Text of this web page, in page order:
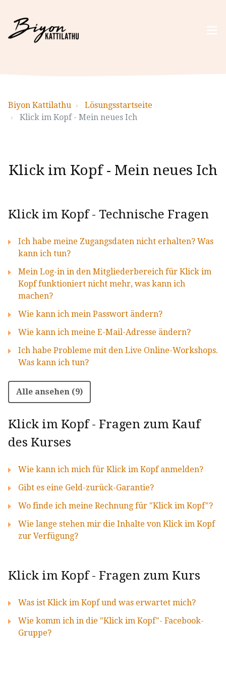
Biyon Kattilathu
Lösungsstartseite
Klick im Kopf - Mein neues Ich
Klick im Kopf - Mein neues Ich
Klick im Kopf - Technische Fragen
Ich habe meine Zugangsdaten nicht erhalten? Was
kann ich tun?
Mein Log-in in den Mitgliederbereich für Klick im
Kopf funktioniert nicht mehr, was kann ich
machen?
Wie kann ich mein Passwort ändern?
Wie kann ich meine E-Mail-Adresse ändern?
Ich habe Probleme mit den Live Online-Workshops.
Was kann ich tun?
Alle ansehen (9)
Klick im Kopf - Fragen zum Kauf
des Kurses
Wie kann ich mich für Klick im Kopf anmelden?
Gibt es eine Geld-zurück-Garantie?
Wo finde ich meine Rechnung für "Klick im Kopf"?
Wie lange stehen mir die Inhalte von Klick im Kopf
zur Verfügung?
Klick im Kopf - Fragen zum Kurs
Was ist Klick im Kopf und was erwartet mich?
Wie komm ich in die "Klick im Kopf"- Facebook-
Gruppe?